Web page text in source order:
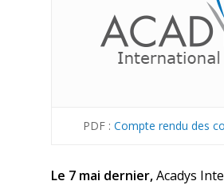
PDF :Compte rendu des
Le 7 mai dernier,Acadys